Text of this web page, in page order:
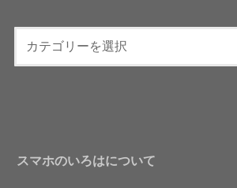
スマホのいろはについて